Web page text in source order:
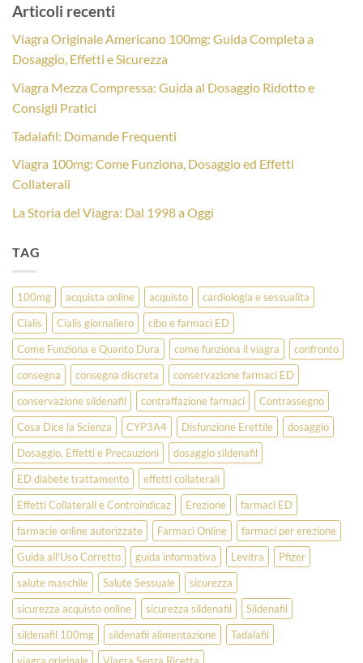
Articoli recenti
Viagra Originale Americano 100mg: Guida Completa a
Dosaggio, Effetti e Sicurezza
Viagra Mezza Compressa: Guida al Dosaggio Ridotto e
Consigli Pratici
Tadalafil: Domande Frequenti
Viagra 100mg: Come Funziona, Dosaggio ed Effetti
Collaterali
La Storia del Viagra: Dal 1998 a Oggi
TAG
100mg acquista online acquisto
cardiologia e sessualita
Cialis
Cialis giornaliero
cibo e farmaci ED
Come Funziona e Quanto Dura
come funziona il viagra
confronto
consegna
consegna discreta
conservazione farmaci ED
conservazione sildenafil
contraffazione farmaci
Contrassegno
Cosa Dice la Scienza
CYP3A4 Disfunzione Erettile
dosaggio
Dosaggio, Effetti e Precauzioni
dosaggio sildenafil
ED diabete trattamento
effetti collaterali
Effetti Collaterali e Controindicaz
Erezione
farmaci ED
farmacie online autorizzate
Farmaci Online
farmaci per erezione
Guida all'Uso Corretto
guida informativa Levitra
Pfizer
salute maschile
Salute Sessuale
sicurezza
sicurezza acquisto online
sicurezza sildenafil
Sildenafil
sildenafil 100mg
sildenafil alimentazione
Tadalafil